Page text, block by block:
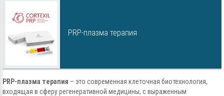
PRP-плазма терапия
PRP-плазма терапия – это современная клеточная биотехнология,
входящая в сферу регенеративной медицины, с выраженным